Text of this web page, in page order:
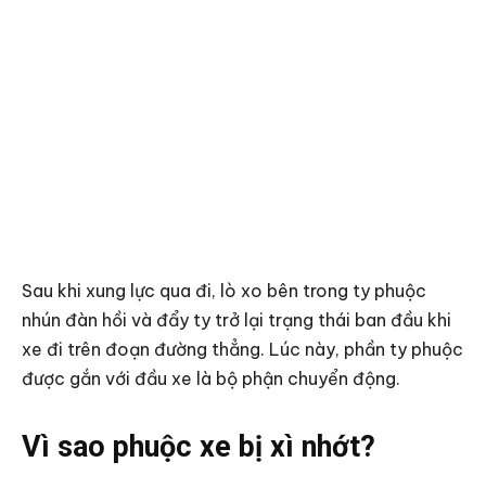
Sau khi xung lực qua đi, lò xo bên trong ty phuộc
nhún đàn hồi và đẩy ty trở lại trạng thái ban đầu khi
xe đi trên đoạn đường thẳng. Lúc này, phần ty phuộc
được gắn với đầu xe là bộ phận chuyển động.
Vì sao phuộc xe bị xì nhớt?